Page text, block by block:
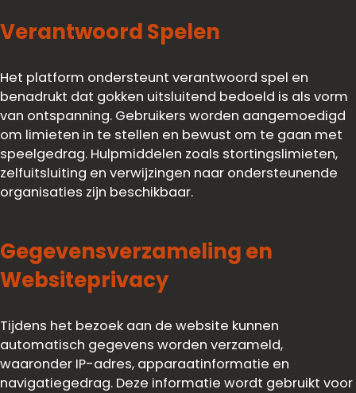
Verantwoord Spelen
Het platform ondersteunt verantwoord spel en
benadrukt dat gokken uitsluitend bedoeld is als vorm
van ontspanning. Gebruikers worden aangemoedigd
om limieten in te stellen en bewust om te gaan met
speelgedrag. Hulpmiddelen zoals stortingslimieten,
zelfuitsluiting en verwijzingen naar ondersteunende
organisaties zijn beschikbaar.
Gegevensverzameling en
Websiteprivacy
Tijdens het bezoek aan de website kunnen
automatisch gegevens worden verzameld,
waaronder IP-adres, apparaatinformatie en
navigatiegedrag. Deze informatie wordt gebruikt voor